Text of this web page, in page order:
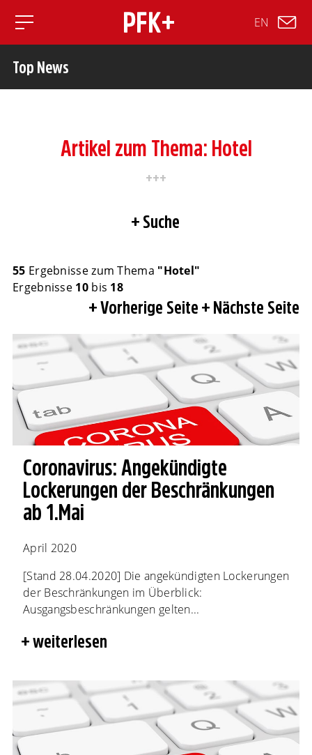
Toggle mobile navigation
EN
Top News
Artikel zum Thema: Hotel
Suche
55 Ergebnisse zum Thema "Hotel"
Ergebnisse 10bis 18
Vorherige Seite Nächste Seite
Coronavirus: Angekündigte
Lockerungen der Beschränkungen
ab 1.Mai
April 2020
[Stand 28.04.2020] Die angekündigten Lockerungen
der Beschränkungen im Überblick:
Ausgangsbeschränkungen gelten...
weiterlesen